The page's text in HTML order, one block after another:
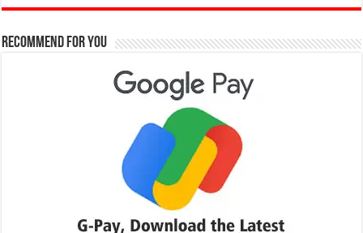
Recommend for You